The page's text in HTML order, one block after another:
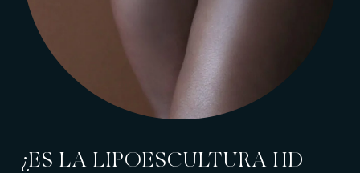
¿ES LA LIPOESCULTURA HD